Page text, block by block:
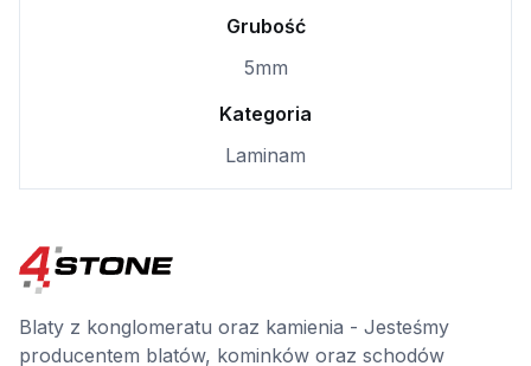
Grubość
5mm
Kategoria
Laminam
Blaty z konglomeratu oraz kamienia - Jesteśmy
producentem blatów, kominków oraz schodów